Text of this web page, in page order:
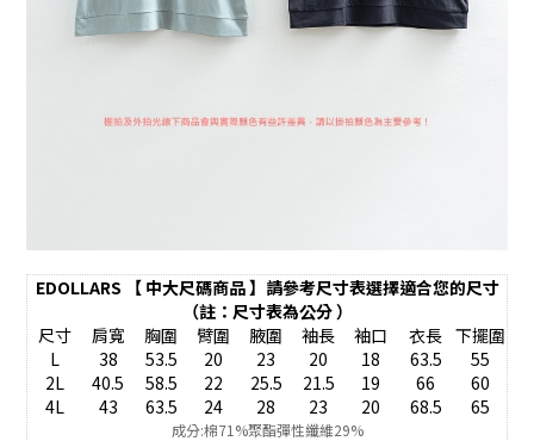
EDOLLARS 【 中大尺碼商品 】請參考尺寸表選擇適合您的尺寸
（註：尺寸表為公分 ）
尺寸
肩寬 胸圍 臂圍 腋圍 袖長 袖口 衣長 下擺圍
L
38 53.5 20 23 20 18 63.5
55
2L
40.5 58.5 22 25.5 21.5 19 66
60
4L
43 63.5 24 28 23 20 68.5 65
成分:棉71%聚酯彈性纖維29%